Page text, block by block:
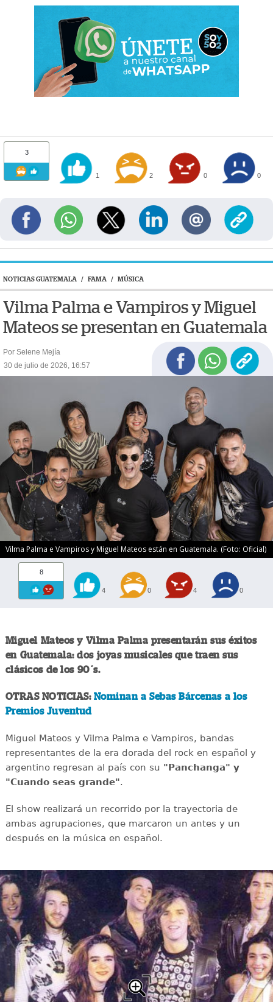
3
1 2 0 0
NOTICIAS GUATEMALA / FAMA / MÚSICA
Vilma Palma e Vampiros y Miguel
Mateos se presentan en Guatemala
Por Selene Mejía
30 de julio de 2026, 16:57
Vilma Palma e Vampiros y Miguel Mateos están en Guatemala. (Foto: Oficial)
8
4 0 4 0
Miguel Mateos y Vilma Palma presentarán sus éxitos
en Guatemala: dos joyas musicales que traen sus
clásicos de los 90´s.
OTRAS NOTICIAS: Nominan a Sebas Bárcenas a los
Premios Juventud
Miguel Mateos y Vilma Palma e Vampiros, bandas
representantes de la era dorada del rock en español y
argentino regresan al país con su "Panchanga" y
"Cuando seas grande".
El show realizará un recorrido por la trayectoria de
ambas agrupaciones, que marcaron un antes y un
después en la música en español.